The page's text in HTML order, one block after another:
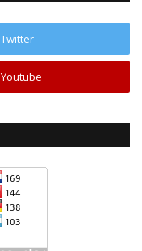
Twitter
Youtube